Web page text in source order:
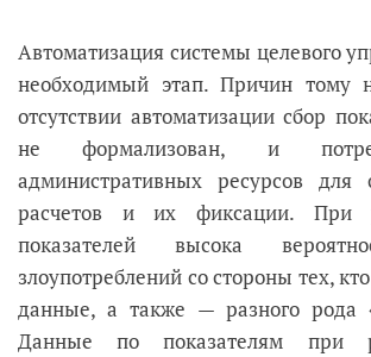
Автоматизация системы целевого
необходимый этап. Причин тому
отсутствии автоматизации сбор
не формализован, и
административных ресурсов для
расчетов и их фиксации. При
показателей высока
злоупотреблений со стороны тех,
данные, а также — разного рода
Данные по показателям при